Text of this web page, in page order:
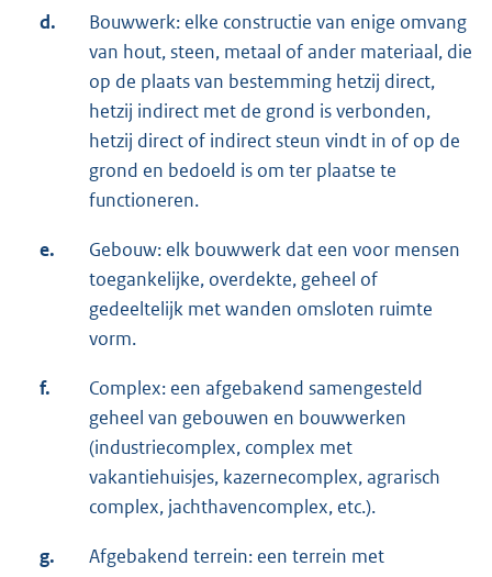
d.
Bouwwerk: elke constructie van enige omvang
van hout, steen, metaal of ander materiaal, die
op de plaats van bestemming hetzij direct,
hetzij indirect met de grond is verbonden,
hetzij direct of indirect steun vindt in of op de
grond en bedoeld is om ter plaatse te
functioneren.
e.
Gebouw: elk bouwwerk dat een voor mensen
toegankelijke, overdekte, geheel of
gedeeltelijk met wanden omsloten ruimte
vorm.
f.
Complex: een afgebakend samengesteld
geheel van gebouwen en bouwwerken
(industriecomplex, complex met
vakantiehuisjes, kazernecomplex, agrarisch
complex, jachthavencomplex, etc.).
g.
Afgebakend terrein: een terrein met